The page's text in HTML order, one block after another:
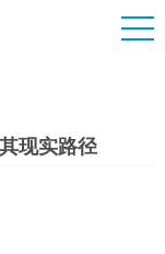
现实路径